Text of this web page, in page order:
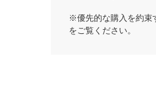
※優先的な購入を約束
をご覧ください。